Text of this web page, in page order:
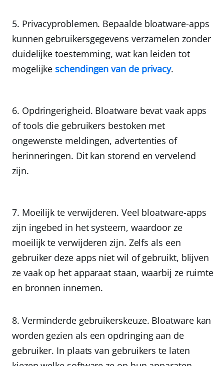
Privacyproblemen. Bepaalde bloatware-apps
kunnen gebruikersgegevens verzamelen zonder
duidelijke toestemming, wat kan leiden tot
mogelijkeschendingen van de privacy.
Opdringerigheid. Bloatware bevat vaak apps
of tools die gebruikers bestoken met
ongewenste meldingen, advertenties of
herinneringen. Dit kan storend en vervelend
zijn.
Moeilijk te verwijderen. Veel bloatware-apps
zijn ingebed in het systeem, waardoor ze
moeilijk te verwijderen zijn. Zelfs als een
gebruiker deze apps niet wil of gebruikt, blijven
ze vaak op het apparaat staan, waarbij ze ruimte
en bronnen innemen.
Verminderde gebruikerskeuze. Bloatware kan
worden gezien als een opdringing aan de
gebruiker. In plaats van gebruikers te laten